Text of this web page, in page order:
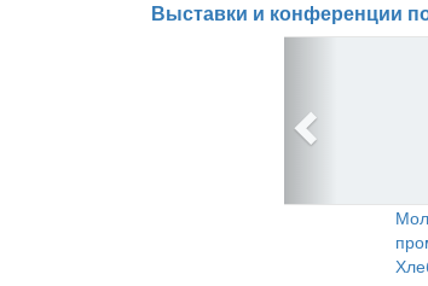
Выставки и конференции